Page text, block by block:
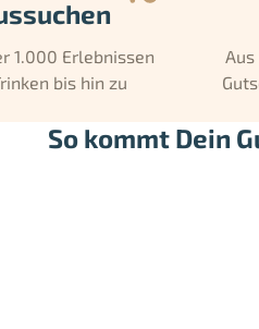
1.000 Erlebnissen
bis hin zu
So kommt Dein